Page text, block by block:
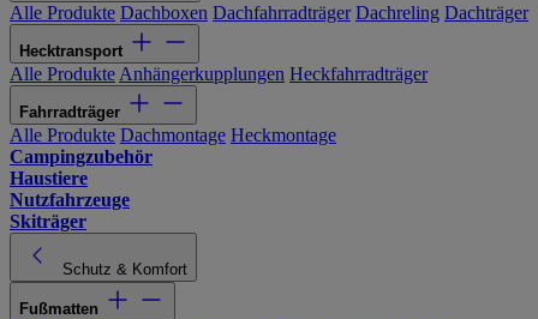
Alle Produkte Dachboxen Dachfahrradträger Dachreling Dachträger
Hecktransport
Alle Produkte Anhängerkupplungen Heckfahrradträger
Fahrradträger
Alle Produkte Dachmontage Heckmontage
Campingzubehör
Haustiere
Nutzfahrzeuge
Skiträger
Schutz & Komfort
Fußmatten